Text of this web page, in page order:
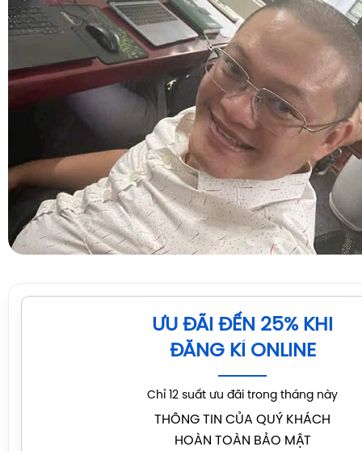
ƯU ĐÃI ĐẾN 25% KHI
ĐĂNG KÍ ONLINE
Chỉ 12 suất ưu đãi trong tháng này
THÔNG TIN CỦA QUÝ KHÁCH
HOÀN TOÀN BẢO MẬT